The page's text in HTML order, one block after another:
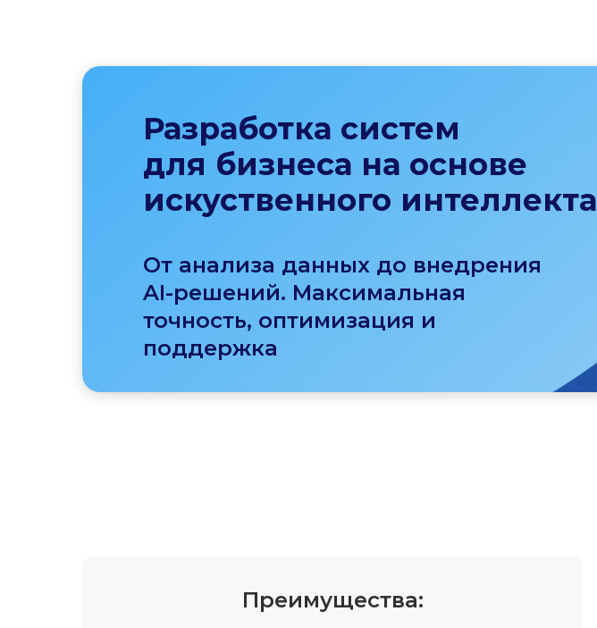
Разработка систем
для бизнеса на основе
искуственного интеллекта
От анализа данных до внедрения
AI-решений. Максимальная
точность, оптимизация и
поддержка
Преимущества: